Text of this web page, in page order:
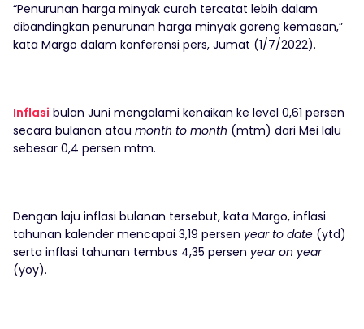
“Penurunan harga minyak curah tercatat lebih dalam
dibandingkan penurunan harga minyak goreng kemasan,”
kata Margo dalam konferensi pers, Jumat (1/7/2022).
Inflasi bulan Juni mengalami kenaikan ke level 0,61 persen
secara bulanan atau month to month (mtm) dari Mei lalu
sebesar 0,4 persen mtm.
Dengan laju inflasi bulanan tersebut, kata Margo, inflasi
tahunan kalender mencapai 3,19 persen year to date (ytd)
serta inflasi tahunan tembus 4,35 persen year on year
(yoy).